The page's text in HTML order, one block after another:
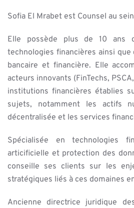
Sofia El Mrabet est Counsel au
Elle possède plus de 10 ans
technologies financières ainsi
bancaire et financière. Elle
acteurs innovants (FinTechs,
institutions financières établies
sujets, notamment les actifs
décentralisée et les services
Spécialisée en technologies
articificielle et protection des
conseille ses clients sur les
stratégiques liés à ces domaines
Ancienne directrice juridique